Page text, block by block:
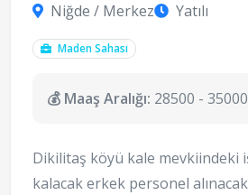
Niğde / Merkez Yatılı
Maden Sahası
💰 Maaş Aralığı: 28500 -
Dikilitaş köyü kale mevkiindeki
kalacak erkek personel